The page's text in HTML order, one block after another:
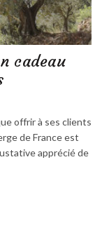
cadeau
offrir à ses clients
de France est
apprécié de